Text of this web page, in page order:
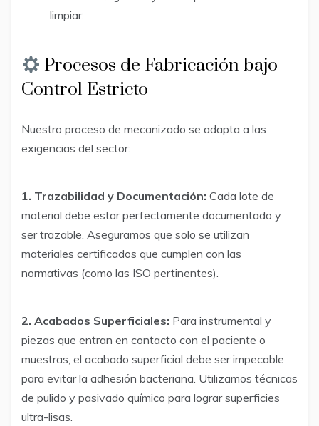
limpiar.
Procesos de Fabricación bajo
Control Estricto
Nuestro proceso de mecanizado se adapta a las
exigencias del sector:
1. Trazabilidad y Documentación: Cada lote de
material debe estar perfectamente documentado y
ser trazable. Aseguramos que solo se utilizan
materiales certificados que cumplen con las
normativas (como las ISO pertinentes).
2. Acabados Superficiales: Para instrumental y
piezas que entran en contacto con el paciente o
muestras, el acabado superficial debe ser impecable
para evitar la adhesión bacteriana. Utilizamos técnicas
de pulido y pasivado químico para lograr superficies
ultra-lisas.